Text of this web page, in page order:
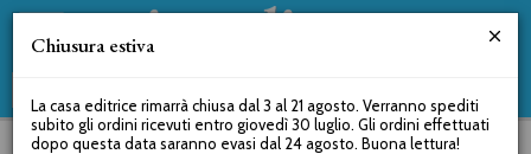
Chiusura estiva
La casa editrice rimarrà chiusa dal 3 al 21 agosto. Verranno spediti
subito gli ordini ricevuti entro giovedì 30 luglio. Gli ordini effettuati
dopo questa data saranno evasi dal 24 agosto. Buona lettura!